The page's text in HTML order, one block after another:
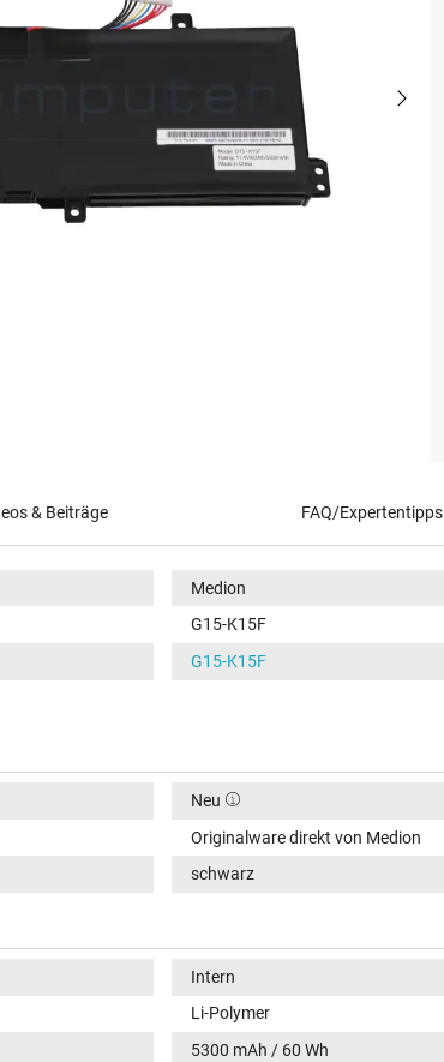
& Beiträge FAQ/Expertentipps
Medion
G15-K15F
G15-K15F
Neu
Originalware direkt von Medion
schwarz
Intern
Li-Polymer
5300 mAh / 60 Wh